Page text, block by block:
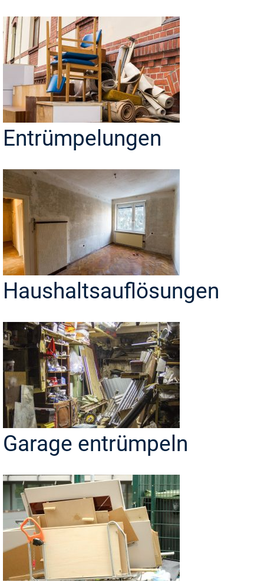
Entrümpelungen
Haushaltsauflösungen
Garage entrümpeln